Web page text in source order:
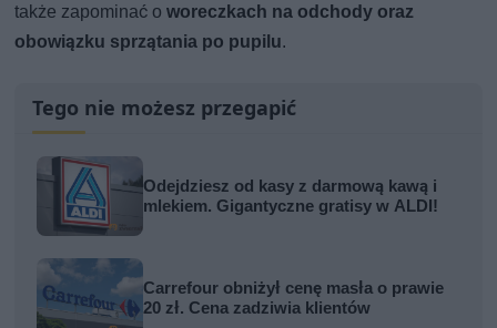
także zapominać oworeczkach na odchody oraz
obowiązku sprzątania po pupilu.
Tego nie możesz przegapić
Odejdziesz od kasy z darmową kawą i
mlekiem. Gigantyczne gratisy w ALDI!
Carrefour obniżył cenę masła o prawie
20 zł. Cena zadziwia klientów